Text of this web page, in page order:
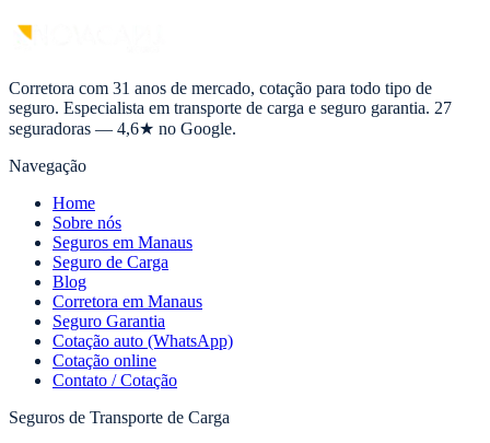
Corretora com 31 anos de mercado, cotação para todo tipo de
seguro. Especialista em transporte de carga e seguro garantia. 27
seguradoras — 4,6★ no Google.
Navegação
Home
Sobre nós
Seguros em Manaus
Seguro de Carga
Blog
Corretora em Manaus
Seguro Garantia
Cotação auto (WhatsApp)
Cotação online
Contato / Cotação
Seguros de Transporte de Carga